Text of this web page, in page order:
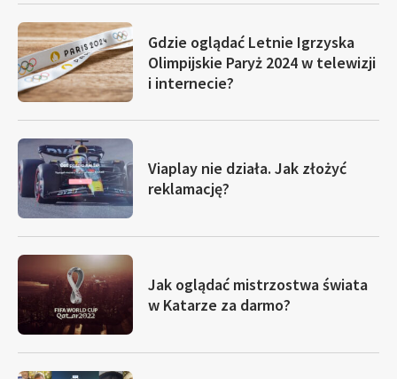
Gdzie oglądać Letnie Igrzyska
Olimpijskie Paryż 2024 w telewizji
i internecie?
Viaplay nie działa. Jak złożyć
reklamację?
Jak oglądać mistrzostwa świata
w Katarze za darmo?